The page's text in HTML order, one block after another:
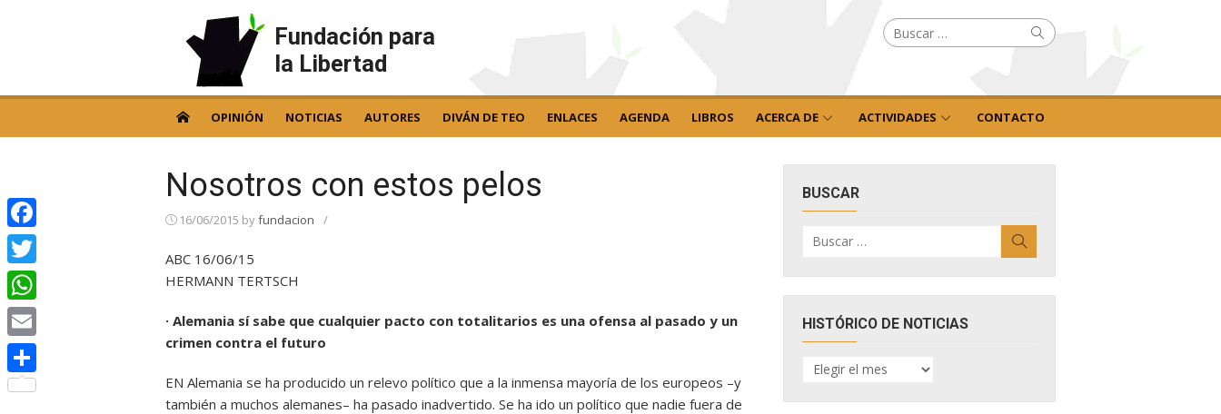
Fundación para
la Libertad
Buscar
por: Buscar
OPINIÓN NOTICIAS AUTORES DIVÁN DE TEO ENLACES AGENDA LIBROS ACERCA DE ACTIVIDADES CONTACTO
Nosotros con estos pelos
16/06/2015 byfundacion /
ABC 16/06/15
HERMANN TERTSCH
· Alemania sí sabe que cualquier pacto con totalitarios es una ofensa al pasado y un
crimen contra el futuro
EN Alemania se ha producido un relevo político que a la inmensa mayoría de los europeos –y
también a muchos alemanes– ha pasado inadvertido. Se ha ido un político que nadie fuera de
BUSCAR
por:
HISTÓRICO DE NOTICIAS
HISTÓRICO
DE
Facebook
Twitter
WhatsApp
Email
Compartir